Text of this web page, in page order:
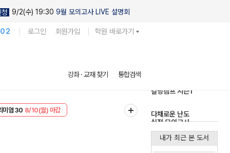
9/2(수) 19:30 9월 모의고사 LIVE 설명회
로그인 회원가입 학원 바로가기
강좌 · 교재 찾기 통합검색
미엄 30 8/10(월) 마감
8/10(월) 마감
실전 모의고사
내가 최근 본 도서